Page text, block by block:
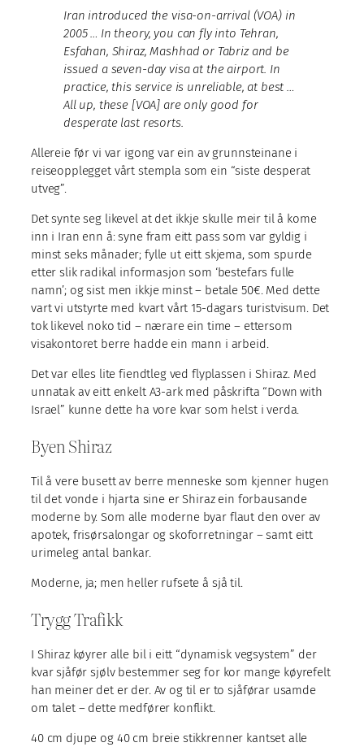
Iran introduced the visa-on-arrival (VOA) in
2005 … In theory, you can fly into Tehran,
Esfahan, Shiraz, Mashhad or Tabriz and be
issued a seven-day visa at the airport. In
practice, this service is unreliable, at best …
All up, these [VOA] are only good for
desperate last resorts.
Allereie før vi var igong var ein av grunnsteinane i
reiseopplegget vårt stempla som ein “siste desperat
utveg”.
Det synte seg likevel at det ikkje skulle meir til å kome
inn i Iran enn å: syne fram eitt pass som var gyldig i
minst seks månader; fylle ut eitt skjema, som spurde
etter slik radikal informasjon som ‘bestefars fulle
namn’; og sist men ikkje minst – betale 50€. Med dette
vart vi utstyrte med kvart vårt 15-dagars turistvisum. Det
tok likevel noko tid – nærare ein time – ettersom
visakontoret berre hadde ein mann i arbeid.
Det var elles lite fiendtleg ved flyplassen i Shiraz. Med
unnatak av eitt enkelt A3-ark med påskrifta “Down with
Israel” kunne dette ha vore kvar som helst i verda.
Byen Shiraz
Til å vere busett av berre menneske som kjenner hugen
til det vonde i hjarta sine er Shiraz ein forbausande
moderne by. Som alle moderne byar flaut den over av
apotek, frisørsalongar og skoforretningar – samt eitt
urimeleg antal bankar.
Moderne, ja; men heller rufsete å sjå til.
Trygg Trafikk
I Shiraz køyrer alle bil i eitt “dynamisk vegsystem” der
kvar sjåfør sjølv bestemmer seg for kor mange køyrefelt
han meiner det er der. Av og til er to sjåførar usamde
om talet – dette medfører konflikt.
40 cm djupe og 40 cm breie stikkrenner kantset alle